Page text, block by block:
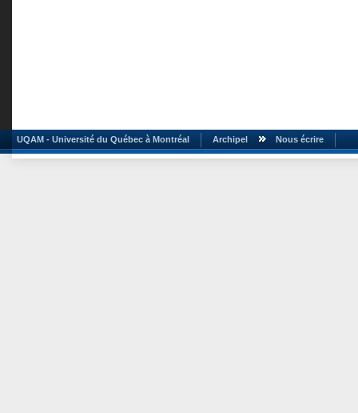
UQAM - Université du Québec à Montréal Archipel Nous écrire